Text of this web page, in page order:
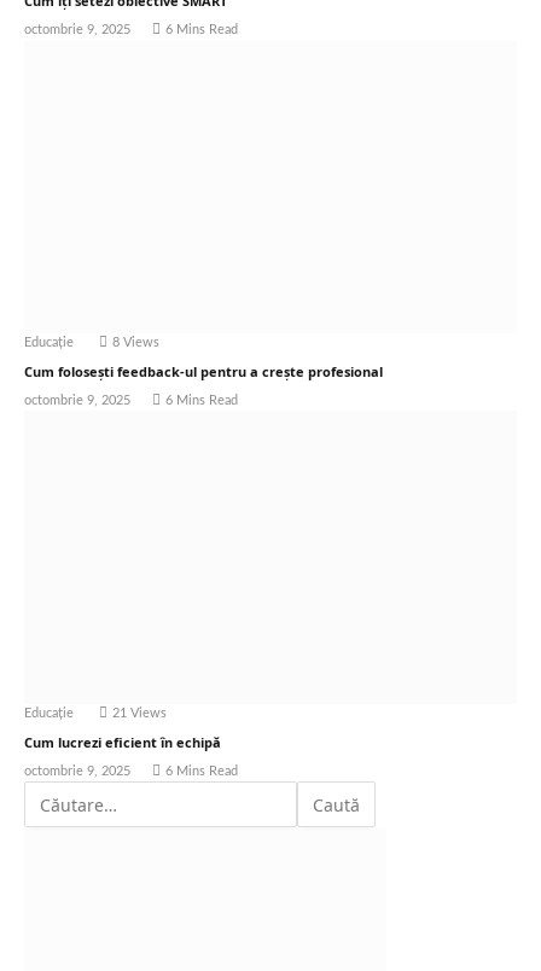
octombrie 9, 2025 6 Mins Read
Educație 8 Views
Cum folosești feedback-ul pentru a crește profesional
octombrie 9, 2025 6 Mins Read
Educație 21 Views
Cum lucrezi eficient în echipă
octombrie 9, 2025 6 Mins Read